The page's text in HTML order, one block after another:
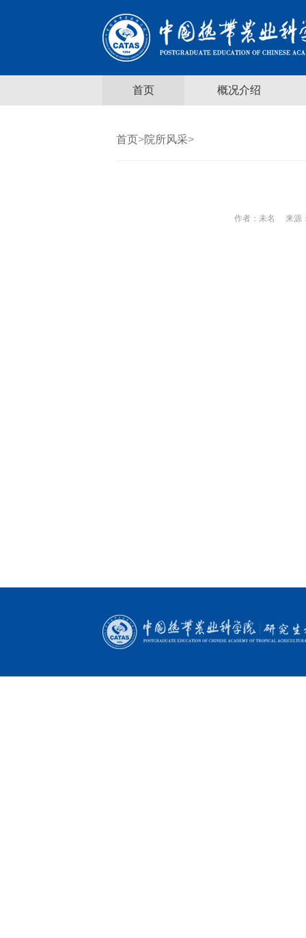
首页 概况介绍
首页>院所风采>
作者： 未名 来源